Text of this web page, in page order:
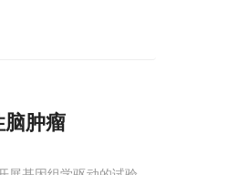
肿瘤